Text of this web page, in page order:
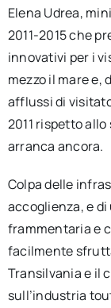
Elena Udrea,
2011-2015 che
innovativi per i
mezzo il mare e,
afflussi di
2011 rispetto
arranca ancora.
Colpa delle
accoglienza, e
frammentaria e
facilmente
Transilvania e il
sull’industria